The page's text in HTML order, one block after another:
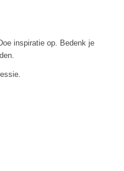
inspiratie op. Bedenk je